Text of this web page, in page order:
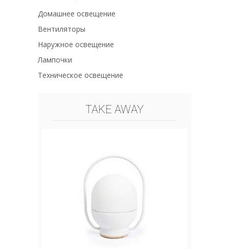
Домашнее освещение
Вентиляторы
Наружное освещение
Лампочки
Техническое освещение
TAKE AWAY